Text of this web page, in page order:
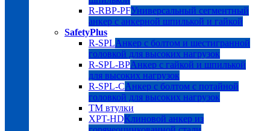
R-RBP-PFУниверсальный сегментный
анкер с анкерной шпилькой и гайкой
SafetyPlus
R-SPLАнкер с болтом и шестигранной
головкой для высоких нагрузок
R-SPL-BPАнкер с гайкой и шпилькой
для высоких нагрузок
R-SPL-CАнкер с болтом с потайной
головкой для высоких нагрузок
TM втулки
XPT-HDКлиновой анкер из